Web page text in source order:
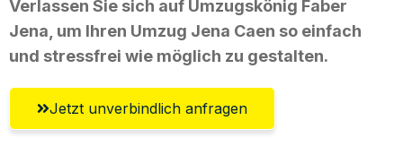
Verlassen Sie sich auf Umzugskönig Faber
Jena, um Ihren Umzug Jena Caen so einfach
und stressfrei wie möglich zu gestalten.
Jetzt unverbindlich anfragen